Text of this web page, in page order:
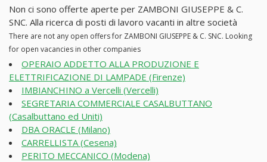
Non ci sono offerte aperte per ZAMBONI GIUSEPPE & C.
SNC. Alla ricerca di posti di lavoro vacanti in altre società
There are not any open offers for ZAMBONI GIUSEPPE & C. SNC. Looking
for open vacancies in other companies
OPERAIO ADDETTO ALLA PRODUZIONE E
ELETTRIFICAZIONE DI LAMPADE (Firenze)
IMBIANCHINO a Vercelli (Vercelli)
SEGRETARIA COMMERCIALE CASALBUTTANO
(Casalbuttano ed Uniti)
DBA ORACLE (Milano)
CARRELLISTA (Cesena)
PERITO MECCANICO (Modena)